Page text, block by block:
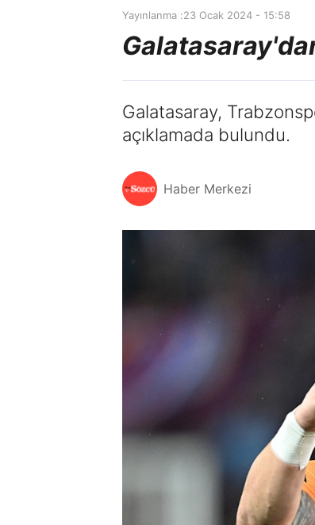
Yayınlanma :23 Ocak 2024 - 15:58
Galatasaray,
açıklamada bulundu.
Haber Merkezi